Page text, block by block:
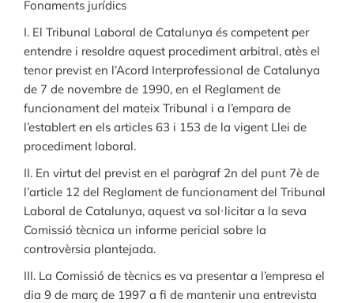
Fonaments jurídics
I. El Tribunal Laboral de Catalunya és competent per
entendre i resoldre aquest procediment arbitral, atès el
tenor previst en l’Acord Interprofessional de Catalunya
de 7 de novembre de 1990, en el Reglament de
funcionament del mateix Tribunal i a l’empara de
l’establert en els articles 63 i 153 de la vigent Llei de
procediment laboral.
II. En virtut del previst en el paràgraf 2n del punt 7è de
l’article 12 del Reglament de funcionament del Tribunal
Laboral de Catalunya, aquest va sol·licitar a la seva
Comissió tècnica un informe pericial sobre la
controvèrsia plantejada.
III. La Comissió de tècnics es va presentar a l’empresa el
dia 9 de març de 1997 a fi de mantenir una entrevista